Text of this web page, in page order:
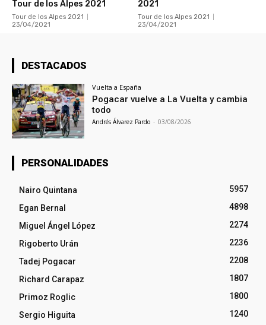
Tour de los Alpes 2021
Tour de los Alpes 2021
23/04/2021
2021
Tour de los Alpes 2021
23/04/2021
DESTACADOS
Vuelta a España
Pogacar vuelve a La Vuelta y cambia
todo
Andrés Álvarez Pardo - 03/08/2026
PERSONALIDADES
Nairo Quintana
5957
Egan Bernal
4898
Miguel Ángel López
2274
Rigoberto Urán
2236
Tadej Pogacar
2208
Richard Carapaz
1807
Primoz Roglic
1800
Sergio Higuita
1240